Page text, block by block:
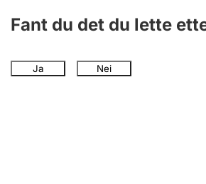
Fant du det du lette
Ja Nei